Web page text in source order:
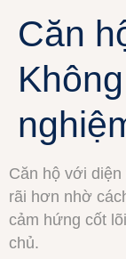
Căn
Căn hộ với
rãi hơn nhờ
cảm hứng cốt
chủ.